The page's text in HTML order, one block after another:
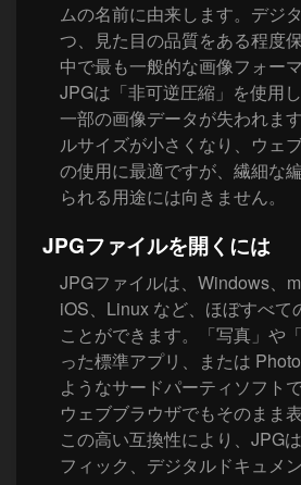
ムの名前に由来します。デジ
つ、見た目の品質をある程度
中で最も一般的な画像フォー
JPGは「非可逆圧縮」を使用
一部の画像データが失われま
ルサイズが小さくなり、ウェ
の使用に最適ですが、繊細な
られる用途には向きません。
JPGファイルを開くには
JPGファイルは、Windows、
iOS、Linux など、ほぼすべて
ことができます。「写真」や
った標準アプリ、または
ようなサードパーティソフト
ウェブブラウザでもそのまま
この高い互換性により、JPG
フィック、デジタルドキュメ